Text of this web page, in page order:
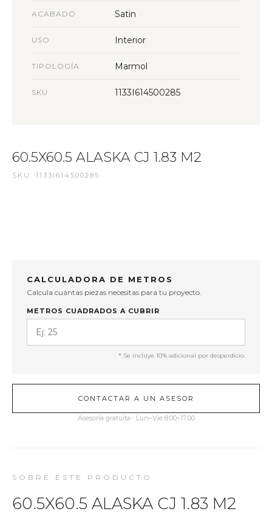
ACABADO Satin
USO Interior
TIPOLOGÍA Marmol
SKU 1133I614500285
60.5X60.5 ALASKA CJ 1.83 M2
SKU: 1133I614500285
CALCULADORA DE METROS
Calcula cuántas piezas necesitas para tu proyecto.
METROS CUADRADOS A CUBRIR
* Se incluye 10% adicional por desperdicio.
CONTACTAR A UN ASESOR
Asesoría gratuita · Lun–Vie 8:00–17:00
SOBRE ESTE PRODUCTO
60.5X60.5 ALASKA CJ 1.83 M2